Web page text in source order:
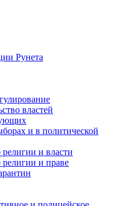
Рунета
властей
и в политической
и власти
и праве